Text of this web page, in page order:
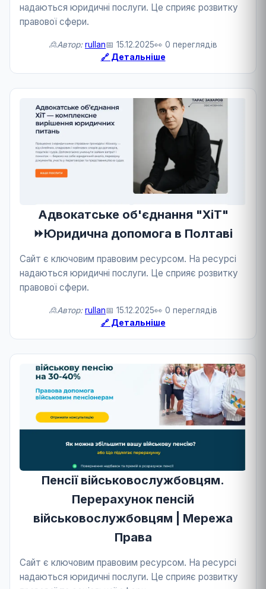
надаються юридичні послуги. Це сприяє розвитку
правової сфери.
🙎Автор: rullan📅 15.12.2025👀 0 переглядів
🔗 Детальніше
Адвокатське об'єднання "ХіТ"
⏩Юридична допомога в Полтаві
Сайт є ключовим правовим ресурсом. На ресурсі
надаються юридичні послуги. Це сприяє розвитку
правової сфери.
🙎Автор: rullan📅 15.12.2025👀 0 переглядів
🔗 Детальніше
Пенсії військовослужбовцям.
Перерахунок пенсій
військовослужбовцям | Мережа
Права
Сайт є ключовим правовим ресурсом. На ресурсі
надаються юридичні послуги. Це сприяє розвитку